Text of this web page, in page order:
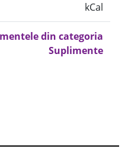
kCal
din categoria
Suplimente